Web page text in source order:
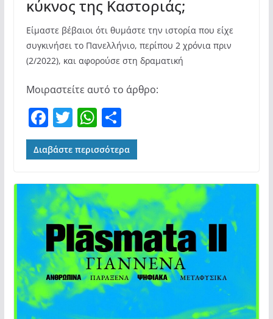
κύκνος της Καστοριάς;
Είμαστε βέβαιοι ότι θυμάστε την ιστορία που είχε
συγκινήσει το Πανελλήνιο, περίπου 2 χρόνια πριν
(2/2022), και αφορούσε στη δραματική
Μοιραστείτε αυτό το άρθρο:
F
a
c
b
o
o
k
T
w
itt
W
h
at
A
p
p
Μ
οι
ρ
τε
ίτ
ε
Διαβάστε περισσότερα